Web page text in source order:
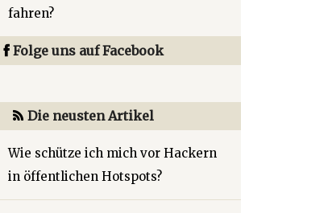
fahren?
Folge uns auf Facebook
Die neusten Artikel
Wie schütze ich mich vor Hackern
in öffentlichen Hotspots?